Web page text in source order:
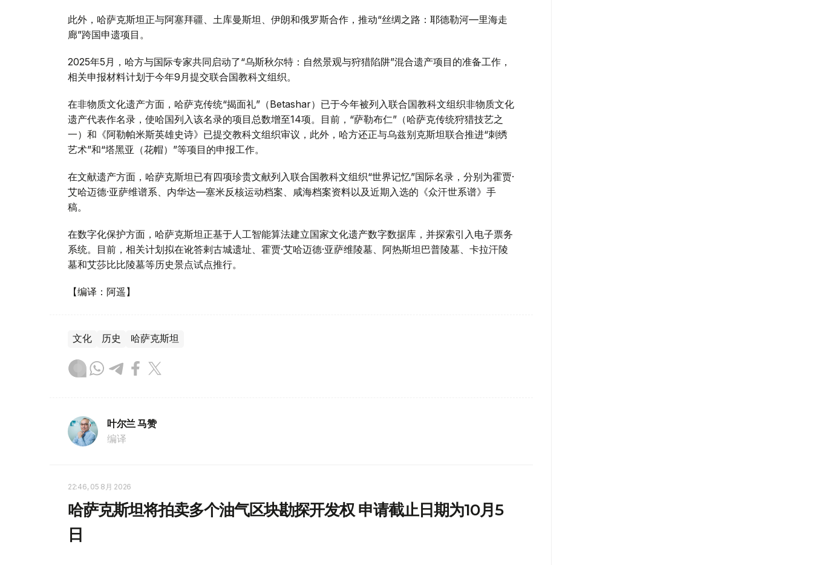
此外，哈萨克斯坦正与阿塞拜疆、土库曼斯坦、伊朗和俄罗斯合作，推动“丝绸之路：耶德勒河—里海走
廊”跨国申遗项目。
2025年5月，哈方与国际专家共同启动了“乌斯秋尔特：自然景观与狩猎陷阱”混合遗产项目的准备工作，
相关申报材料计划于今年9月提交联合国教科文组织。
在非物质文化遗产方面，哈萨克传统“揭面礼”（Betashar）已于今年被列入联合国教科文组织非物质文化
遗产代表作名录，使哈国列入该名录的项目总数增至14项。目前，“萨勒布仁”（哈萨克传统狩猎技艺之
一）和《阿勒帕米斯英雄史诗》已提交教科文组织审议，此外，哈方还正与乌兹别克斯坦联合推进“刺绣
艺术”和“塔黑亚（花帽）”等项目的申报工作。
在文献遗产方面，哈萨克斯坦已有四项珍贵文献列入联合国教科文组织“世界记忆”国际名录，分别为霍贾·
艾哈迈德·亚萨维谱系、内华达—塞米反核运动档案、咸海档案资料以及近期入选的《众汗世系谱》手
稿。
在数字化保护方面，哈萨克斯坦正基于人工智能算法建立国家文化遗产数字数据库，并探索引入电子票务
系统。目前，相关计划拟在讹答剌古城遗址、霍贾·艾哈迈德·亚萨维陵墓、阿热斯坦巴普陵墓、卡拉汗陵
墓和艾莎比比陵墓等历史景点试点推行。
【编译：阿遥】
文化 历史 哈萨克斯坦
叶尔兰 马赞
编译
22:46, 05 8月 2026
哈萨克斯坦将拍卖多个油气区块勘探开发权 申请截止日期为10月5
日